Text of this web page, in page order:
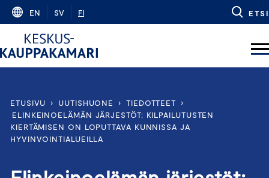
Skip
content
EN SV FI ETSI
ETUSIVU › UUTISHUONE › TIEDOTTEET
›
ELINKEINOELÄMÄN JÄRJESTÖT: KILPAILUTUSTEN
KIERTÄMISEN ON LOPUTTAVA KUNNISSA JA
HYVINVOINTIALUEILLA